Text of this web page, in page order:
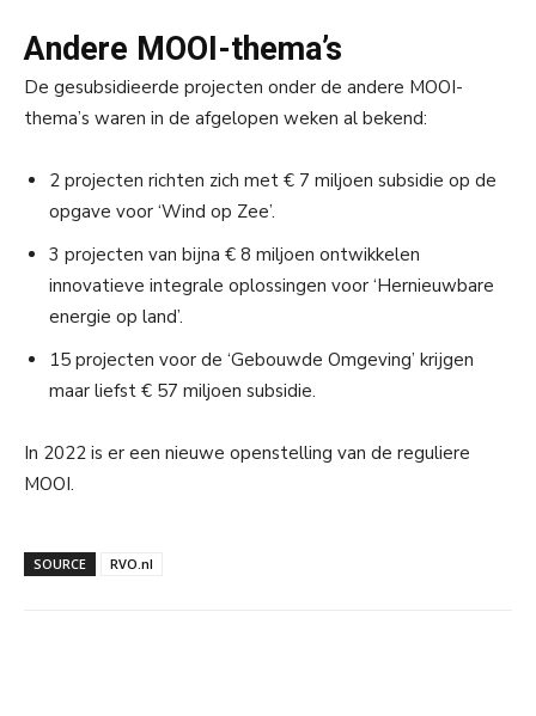
Andere MOOI-thema’s
De gesubsidieerde projecten onder de andere MOOI-
thema’s waren in de afgelopen weken al bekend:
2 projecten richten zich met € 7 miljoen subsidie op de
opgave voor ‘Wind op Zee’.
3 projecten van bijna € 8 miljoen ontwikkelen
innovatieve integrale oplossingen voor ‘Hernieuwbare
energie op land’.
15 projecten voor de ‘Gebouwde Omgeving’ krijgen
maar liefst € 57 miljoen subsidie.
In 2022 is er een nieuwe openstelling van de reguliere
MOOI.
SOURCE RVO.nl